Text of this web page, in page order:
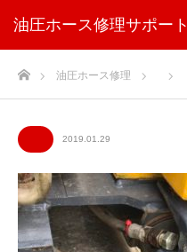
油圧ホース修理サポート
ホーム油圧ホース修理
2019.01.29